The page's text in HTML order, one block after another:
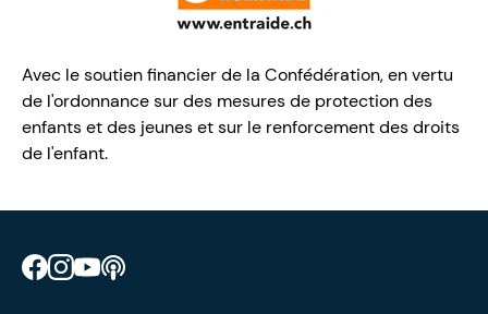
Avec le soutien financier de la Confédération, en vertu
de l'ordonnance sur des mesures de protection des
enfants et des jeunes et sur le renforcement des droits
de l'enfant.
Retrouve CIAO sur Facebook
Retrouve CIAO sur Instagram
Retrouve CIAO sur YouTube